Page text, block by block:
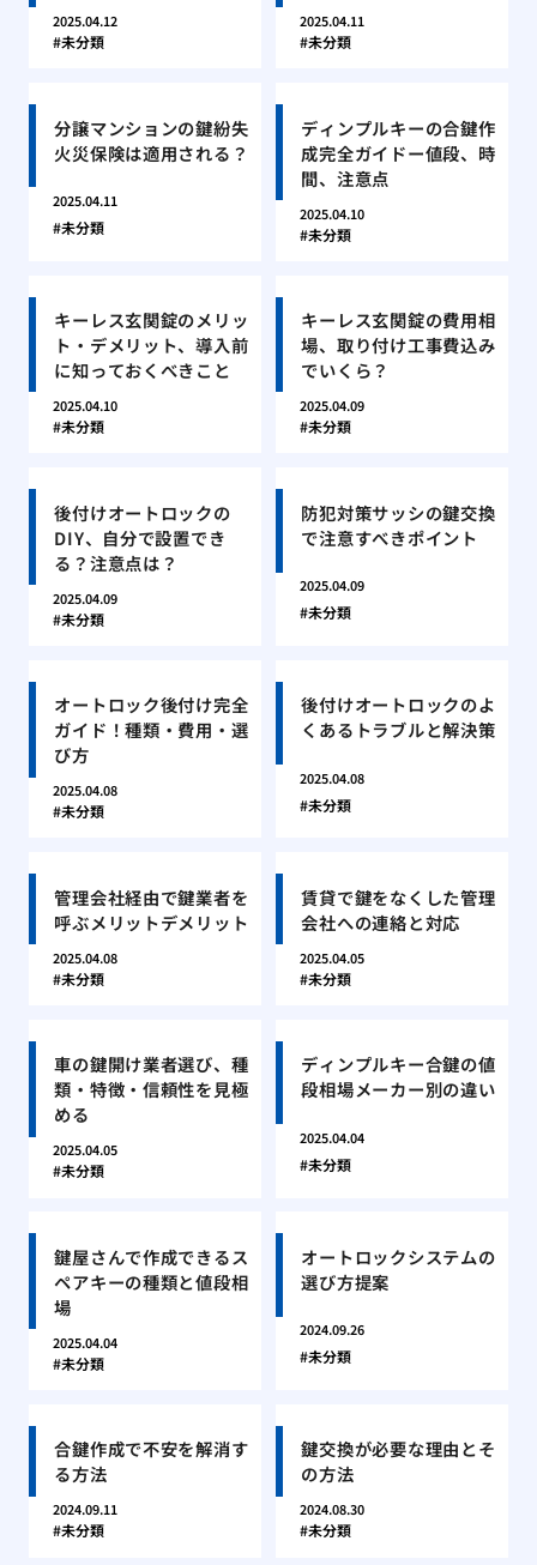
2025.04.12
未分類
2025.04.11
未分類
分譲マンションの鍵紛失
火災保険は適用される？
2025.04.11
未分類
ディンプルキーの合鍵作
成完全ガイドー値段、時
間、注意点
2025.04.10
未分類
キーレス玄関錠のメリッ
ト・デメリット、導入前
に知っておくべきこと
2025.04.10
未分類
キーレス玄関錠の費用相
場、取り付け工事費込み
でいくら？
2025.04.09
未分類
後付けオートロックの
DIY、自分で設置でき
る？注意点は？
2025.04.09
未分類
防犯対策サッシの鍵交換
で注意すべきポイント
2025.04.09
未分類
オートロック後付け完全
ガイド！種類・費用・選
び方
2025.04.08
未分類
後付けオートロックのよ
くあるトラブルと解決策
2025.04.08
未分類
管理会社経由で鍵業者を
呼ぶメリットデメリット
2025.04.08
未分類
賃貸で鍵をなくした管理
会社への連絡と対応
2025.04.05
未分類
車の鍵開け業者選び、種
類・特徴・信頼性を見極
める
2025.04.05
未分類
ディンプルキー合鍵の値
段相場メーカー別の違い
2025.04.04
未分類
鍵屋さんで作成できるス
ペアキーの種類と値段相
場
2025.04.04
未分類
オートロックシステムの
選び方提案
2024.09.26
未分類
合鍵作成で不安を解消す
る方法
2024.09.11
未分類
鍵交換が必要な理由とそ
の方法
2024.08.30
未分類